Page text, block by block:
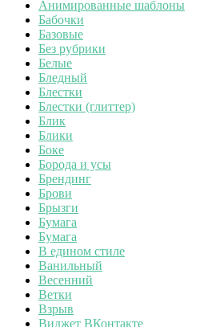
Анимированные шаблоны
Бабочки
Базовые
Без рубрики
Белые
Бледный
Блестки
Блестки (глиттер)
Блик
Блики
Боке
Борода и усы
Брендинг
Брови
Брызги
Бумага
Бумага
В едином стиле
Ванильный
Весенний
Ветки
Взрыв
Виджет ВКонтакте